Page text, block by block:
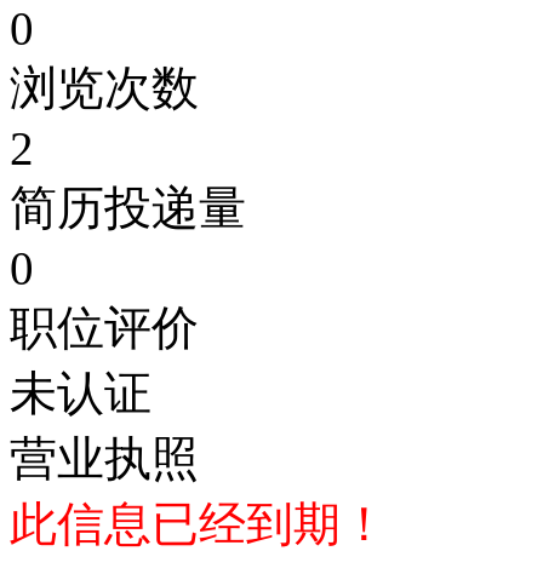
0
浏览次数
2
简历投递量
0
职位评价
未认证
营业执照
此信息已经到期！